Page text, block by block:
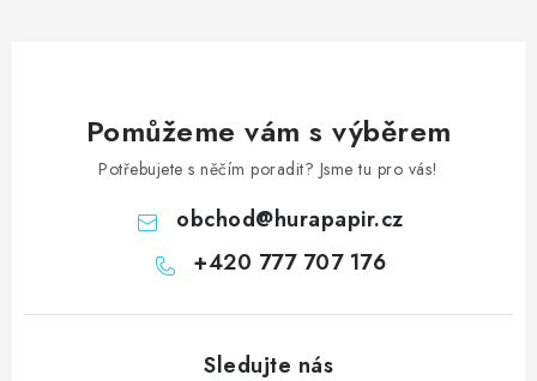
Pomůžeme vám s výběrem
Potřebujete s něčím poradit? Jsme tu pro vás!
obchod@hurapapir.cz
+420 777 707 176